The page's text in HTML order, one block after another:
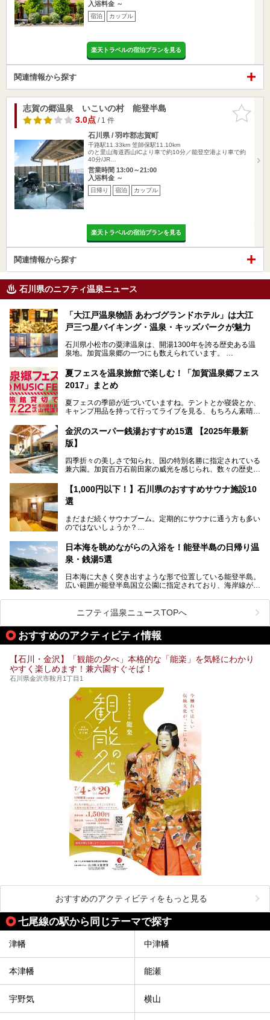
入浴料金 ～
宿泊 カップル
楽天トラベルの宿泊プランを見る
関連情報から探す
お気に入
りに追加
志賀の郷温泉 いこいの村 能登半島
3.0点/ 1 件
石川県 / 羽咋郡志賀町
千路駅11.33km 笠師保駅11.10km
のと里山海道西山ICより車で約10分／能登空港より車で約
40分/JR…
営業時間 13:00～21:00
入浴料金 ～
日帰り 宿泊 カップル
楽天トラベルの宿泊プランを見る
関連情報から探す
石川県のニフティ温泉ニュース
「大江戸温泉物語 あわづグランドホテル」は大江
戸三つ星バイキング・温泉・キッズパークが魅力
石川県小松市の粟津温泉は、開湯1300年を誇る歴史ある温
泉地。加賀温泉郷の一つにも数えられています。
その粟津温泉に建つ「大江戸温泉物語 あわづグランドホテ
ル」（以下、あわづグランドホテル）は客室数97室のホテ
ルで、昨年2024年12月に露天風呂を新設。充実したキッズ
2025年7月からは「大江戸三つ星バイキング」がスタート！
───
提供元：大江戸温泉物語ホテルズ＆リゾーツ株式会社【P
この記事は大江戸温泉物語 あわづグランドホテルのPR記事
です。
夏フェスを温泉旅館で楽しむ！「加賀温泉郷フェス
2017」まとめ
夏フェスの季節が近づいていますね。テントとか寝袋とか、
キャンプ用品を持って行ってライブを見る、もちろん素晴ら
いやでもね、暑いし汗や砂埃でドロドロになるしうるさくて
夜は寝られないし、若い時はそういうのが良かったんですけ
今、もうちょっと気楽なフェスはないかな、と探してたらあ
りましたよ！
「加賀温泉郷フェス 2017」が石川県・山代温泉の瑠璃光を
全館貸し切って開催！
れちゃう！なんということでしょう！！
金沢のスーパー銭湯おすすめ15選 【2025年最新
版】
四季折々の美しさで知られ、国の特別名勝に指定されている
兼六園。加賀百万石前田家の威光を感じられ、数々の歴史的
ア。国内でも特に人気の観光地の1つです。北陸新幹線で東
京から約2時間30分と、首都圏からアクセスしやすい立地も
魅力ですね。
り、観光に加えて温泉もぜひ楽しみたいところ。金沢エリア
でおすすめのスーパー銭湯をご紹介します。
【1,000円以下！】石川県のおすすめサウナ施設10
選
まだまだ続くサウナブーム。定期的にサウナに通う方も多い
のではないしょうか？
今回はそんなサウナによく行く人もこれから楽しむ人も格安
で楽しめるサウナを紹介します。
など、種類豊富ですよ。
日本海を眺めながらの入浴を！能登半島の日帰り温
泉・銭湯5選
日本海に大きく突き出すような形で位置している能登半島。
広い範囲が能登半島国立公園に指定されており、海岸線が作
車で行くのがオススメですが、ドライブの際にぜひ一緒に楽
しんでいただきたいのが温泉です。絶景を眺めながらつかる
温泉は最高ですよ！ 今回はそんな能登の温泉を5つご紹介
します。
ニフティ温泉ニュースTOPへ
おすすめのアクティビティ情報
【石川・金沢】「観能の夕べ」本格的な「能楽」を気軽にわかり
やすく楽しめます！兼六園すぐそば！
石川県金沢市鞍月1丁目1
おすすめのアクティビティをもっと見る
七尾線の駅から同じテーマで探す
津幡 中津幡
本津幡 能瀬
宇野気 横山